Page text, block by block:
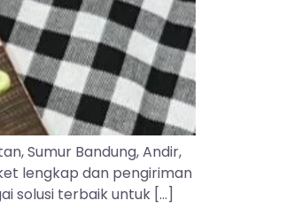
Sumur Bandung, Andir,
lengkap dan pengiriman
solusi terbaik untuk […]